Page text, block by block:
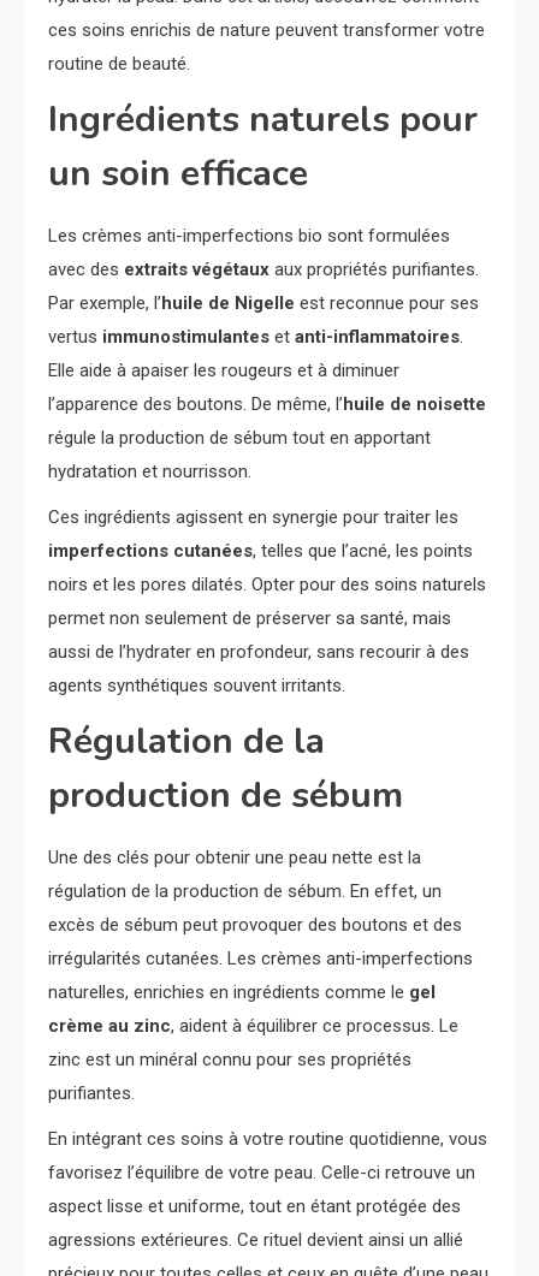
ces soins enrichis de nature peuvent transformer votre
routine de beauté.
Ingrédients naturels pour
un soin efficace
Les crèmes anti-imperfections bio sont formulées
avec des extraits végétaux aux propriétés purifiantes.
Par exemple, l’huile de Nigelle est reconnue pour ses
vertus immunostimulantes et anti-inflammatoires.
Elle aide à apaiser les rougeurs et à diminuer
l’apparence des boutons. De même, l’huile de noisette
régule la production de sébum tout en apportant
hydratation et nourrisson.
Ces ingrédients agissent en synergie pour traiter les
imperfections cutanées, telles que l’acné, les points
noirs et les pores dilatés. Opter pour des soins naturels
permet non seulement de préserver sa santé, mais
aussi de l’hydrater en profondeur, sans recourir à des
agents synthétiques souvent irritants.
Régulation de la
production de sébum
Une des clés pour obtenir une peau nette est la
régulation de la production de sébum. En effet, un
excès de sébum peut provoquer des boutons et des
irrégularités cutanées. Les crèmes anti-imperfections
naturelles, enrichies en ingrédients comme le gel
crème au zinc, aident à équilibrer ce processus. Le
zinc est un minéral connu pour ses propriétés
purifiantes.
En intégrant ces soins à votre routine quotidienne, vous
favorisez l’équilibre de votre peau. Celle-ci retrouve un
aspect lisse et uniforme, tout en étant protégée des
agressions extérieures. Ce rituel devient ainsi un allié